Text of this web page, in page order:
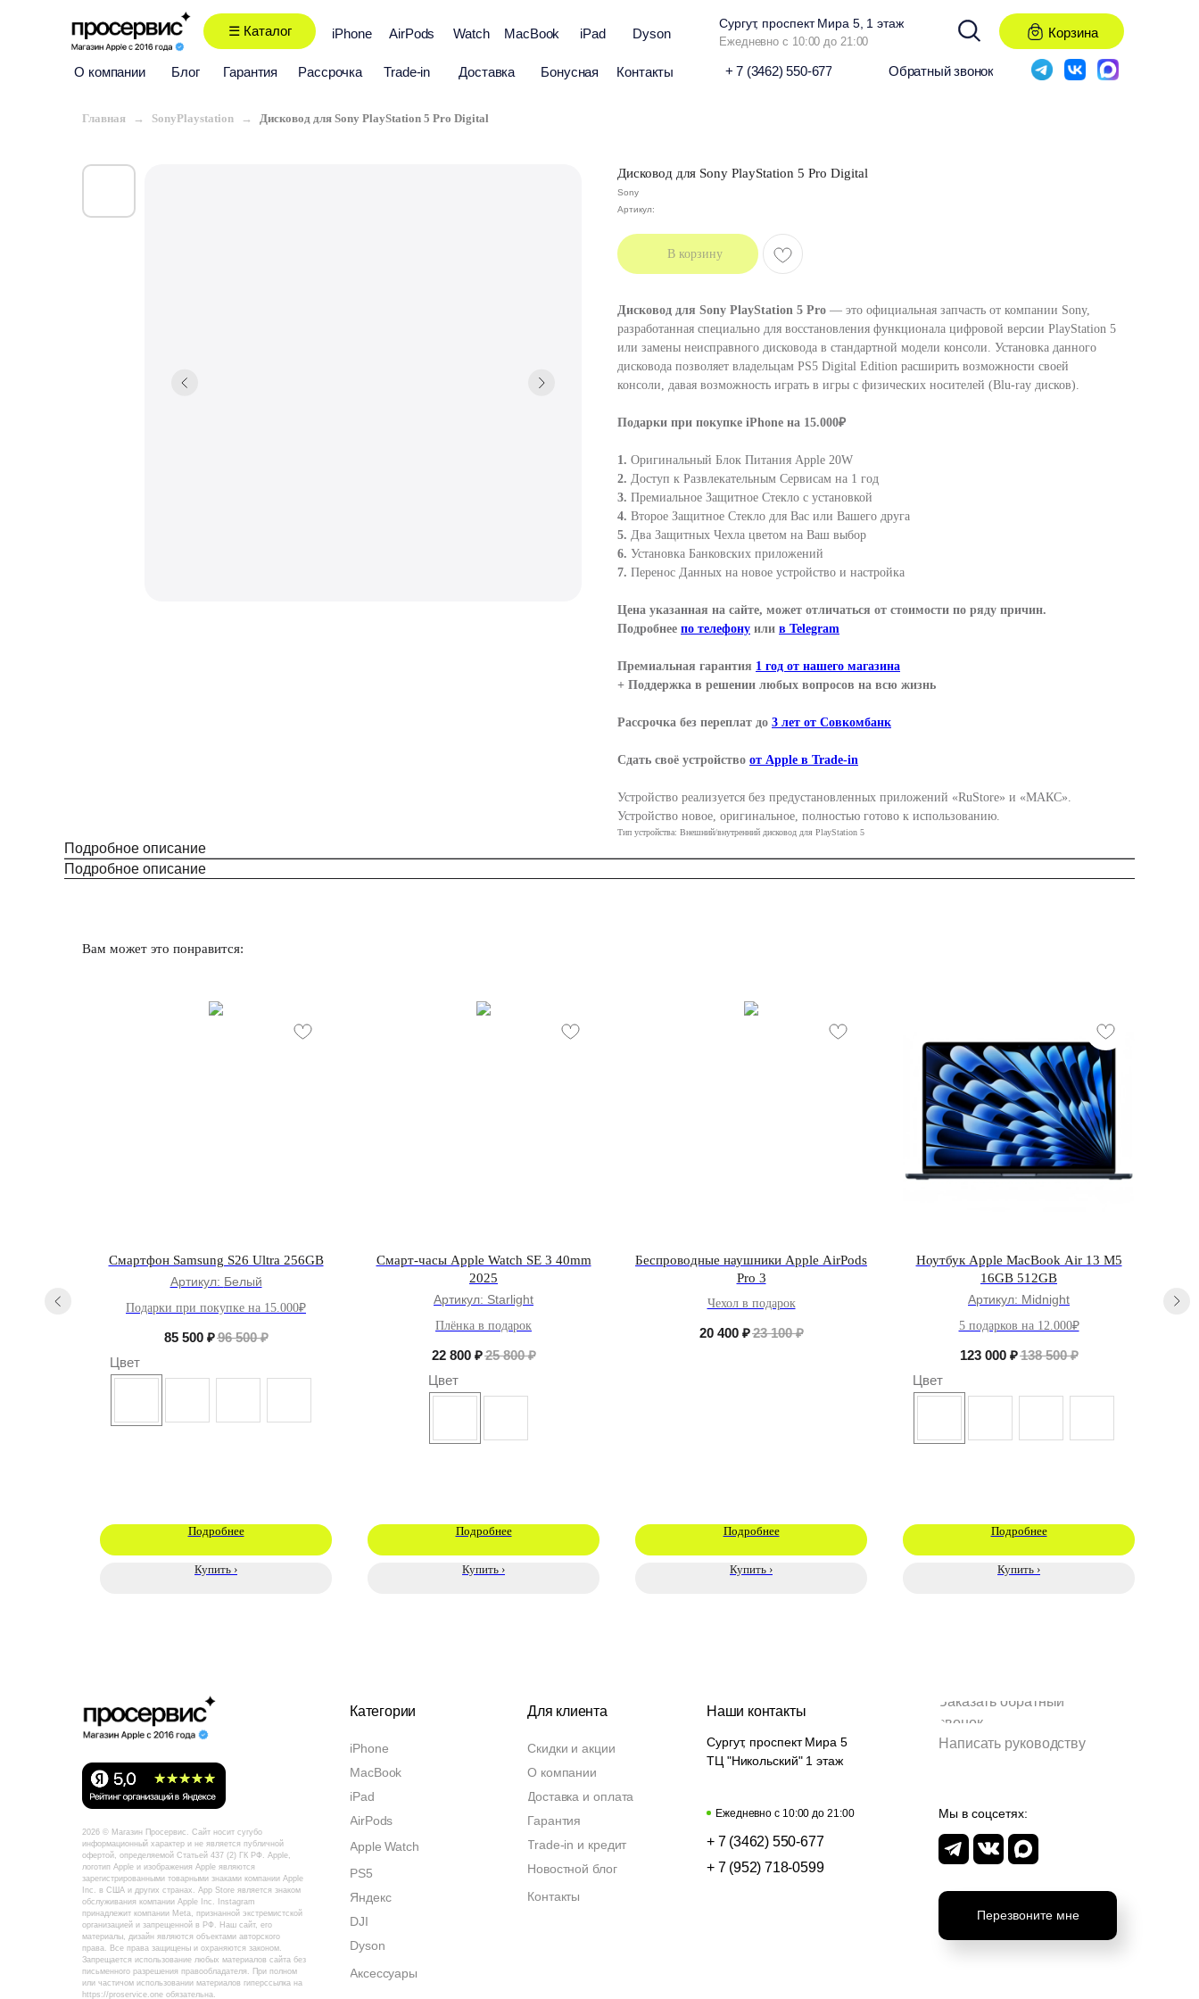
☰ Каталог Корзина
iPhone AirPods MacBook
Watch Dyson
Ежедневно с 10:00 до 21:00
Сургут, проспект Мира 5, 1 этаж
Обратный звонок
+ 7 (3462) 550-677
О компании Гарантия Trade-in
Блог Контакты
Бонусная
Доставка
Рассрочка
iPad
Главная SonyPlaystation Дисковод для Sony PlayStation 5 Pro Digital
Дисковод для Sony PlayStation 5 Pro Digital
Sony
Артикул:
В корзину
Дисковод для Sony PlayStation 5 Pro — это официальная запчасть от компании Sony,
разработанная специально для восстановления функционала цифровой версии PlayStation 5
или замены неисправного дисковода в стандартной модели консоли. Установка данного
дисковода позволяет владельцам PS5 Digital Edition расширить возможности своей
консоли, давая возможность играть в игры с физических носителей (Blu-ray дисков).
Подарки при покупке iPhone на 15.000₽
1. Оригинальный Блок Питания Apple 20W
2. Доступ к Развлекательным Сервисам на 1 год
3. Премиальное Защитное Стекло с установкой
4. Второе Защитное Стекло для Вас или Вашего друга
5. Два Защитных Чехла цветом на Ваш выбор
6. Установка Банковских приложений
7. Перенос Данных на новое устройство и настройка
Цена указанная на сайте, может отличаться от стоимости по ряду причин.
Подробнее по телефону или в Telegram
Премиальная гарантия 1 год от нашего магазина
+ Поддержка в решении любых вопросов на всю жизнь
Рассрочка без переплат до 3 лет от Совкомбанк
Сдать своё устройство от Apple в Trade-in
Устройство реализуется без предустановленных приложений «RuStore» и «МАКС».
Устройство новое, оригинальное, полностью готово к использованию.
Тип устройства: Внешний/внутренний дисковод для PlayStation 5
Подробное описание
Подробное описание
Вам может это понравится:
Смартфон Samsung S26 Ultra 256GB
Артикул: Белый
Подарки при покупке на 15.000₽
85 500 ₽96 500 ₽
Цвет
Подробнее
Купить ›
Смарт-часы Apple Watch SE 3 40mm
2025
Артикул: Starlight
Плёнка в подарок
22 800 ₽25 800 ₽
Цвет
Подробнее
Купить ›
Беспроводные наушники Apple AirPods
Pro 3
Чехол в подарок
20 400 ₽23 100 ₽
Подробнее
Купить ›
Ноутбук Apple MacBook Air 13 M5
16GB 512GB
Артикул: Midnight
5 подарков на 12.000₽
123 000 ₽138 500 ₽
Цвет
Подробнее
Купить ›
Яндекс
iPhone
MacBook
iPad
AirPods
Apple Watch
PS5
Категории
Аксессуары
DJI
Dyson
Скидки и акции
О компании
Доставка и оплата
Гарантия
Trade-in и кредит
Новостной блог
Для клиента Наши контакты
+ 7 (3462) 550-677
+ 7 (952) 718-0599
Заказать обратный
звонок
Написать руководству
Сургут, проспект Мира 5
ТЦ "Никольский" 1 этаж
Ежедневно с 10:00 до 21:00
Контакты
2026 © Магазин Просервис. Сайт носит сугубо
информационный характер и не является публичной
офертой, определяемой Статьей 437 (2) ГК РФ. Apple,
логотип Apple и изображения Apple являются
зарегистрированными товарными знаками компании Apple
Inc. в США и других странах. App Store является знаком
обслуживания компании Apple Inc. Instagram
принадлежит компании Meta, признанной экстремистской
организацией и запрещенной в РФ. Наш сайт, его
материалы, дизайн являются объектами авторского
права. Все права защищены и охраняются законом.
Запрещается использование любых материалов сайта без
письменного разрешения правообладателя. При полном
или частичом использовании материалов гиперссылка на
https://proservice.one обязательна.
Мы в соцсетях:
Перезвоните мне